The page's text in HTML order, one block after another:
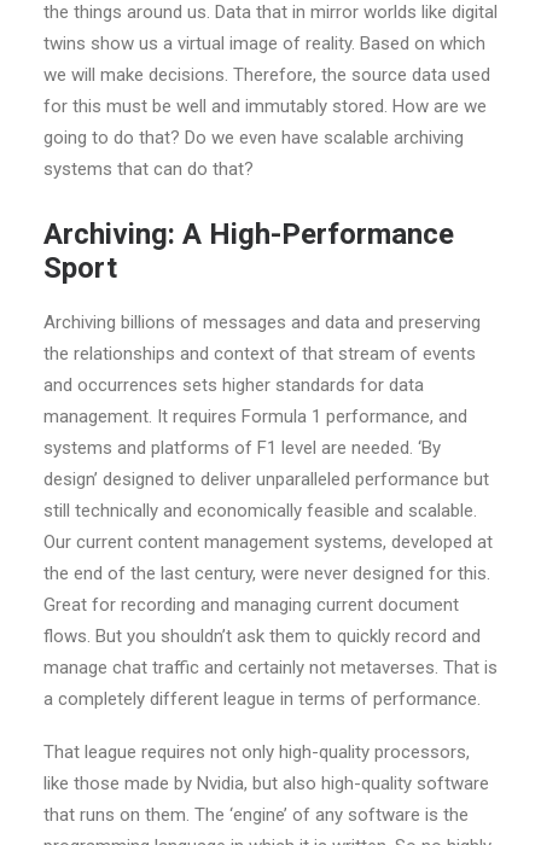
the things around us. Data that in mirror worlds like digital
twins show us a virtual image of reality. Based on which
we will make decisions. Therefore, the source data used
for this must be well and immutably stored. How are we
going to do that? Do we even have scalable archiving
systems that can do that?
Archiving: A High-Performance
Sport
Archiving billions of messages and data and preserving
the relationships and context of that stream of events
and occurrences sets higher standards for data
management. It requires Formula 1 performance, and
systems and platforms of F1 level are needed. ‘By
design’ designed to deliver unparalleled performance but
still technically and economically feasible and scalable.
Our current content management systems, developed at
the end of the last century, were never designed for this.
Great for recording and managing current document
flows. But you shouldn’t ask them to quickly record and
manage chat traffic and certainly not metaverses. That is
a completely different league in terms of performance.
That league requires not only high-quality processors,
like those made by Nvidia, but also high-quality software
that runs on them. The ‘engine’ of any software is the